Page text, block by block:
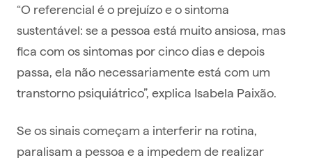
“O referencial é o prejuízo e o sintoma
sustentável: se a pessoa está muito ansiosa, mas
fica com os sintomas por cinco dias e depois
passa, ela não necessariamente está com um
transtorno psiquiátrico”, explica Isabela Paixão.
Se os sinais começam a interferir na rotina,
paralisam a pessoa e a impedem de realizar